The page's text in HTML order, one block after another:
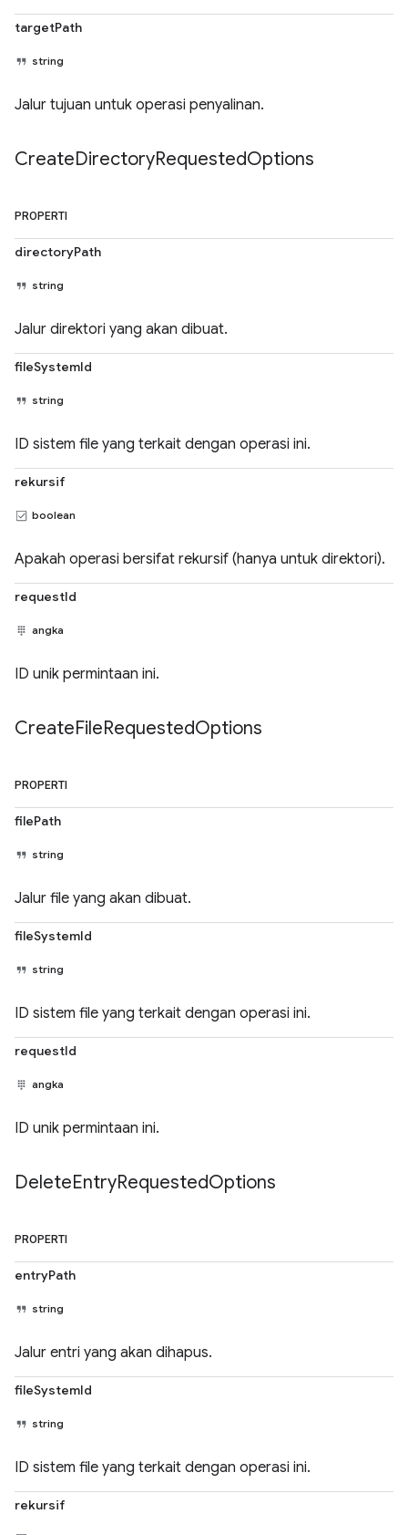
targetPath
string
Jalur tujuan untuk operasi penyalinan.
CreateDirectoryRequestedOptions
PROPERTI
directoryPath
string
Jalur direktori yang akan dibuat.
fileSystemId
string
ID sistem file yang terkait dengan operasi ini.
rekursif
boolean
Apakah operasi bersifat rekursif (hanya untuk direktori).
requestId
angka
ID unik permintaan ini.
CreateFileRequestedOptions
PROPERTI
filePath
string
Jalur file yang akan dibuat.
fileSystemId
string
ID sistem file yang terkait dengan operasi ini.
requestId
angka
ID unik permintaan ini.
DeleteEntryRequestedOptions
PROPERTI
entryPath
string
Jalur entri yang akan dihapus.
fileSystemId
string
ID sistem file yang terkait dengan operasi ini.
rekursif